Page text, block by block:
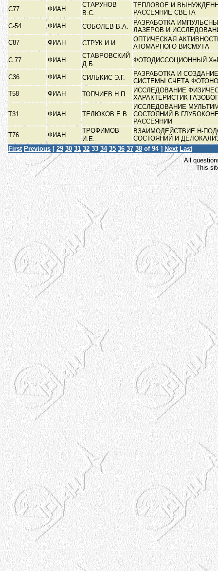
С77
ФИАН
СТАРУНОВ
В.С.
ТЕПЛОВОЕ И
РАССЕЯНИЕ СВЕТА
С-54
ФИАН СОБОЛЕВ В.А.
РАЗРАБОТКА
ЛАЗЕРОВ И
С87
ФИАН СТРУК И.И.
ОПТИЧЕСКАЯ
АТОМАРНОГО ВИСМУТА
С 77
ФИАН
СТАВРОВСКИЙ
Д.Б.
ФОТОДИССОЦИОННЫЙ
С36 ФИАН СИЛЬКИС Э.Г.
РАЗРАБОТКА И
СИСТЕМЫ СЧЕТА
Т58
ФИАН ТОПЧИЕВ Н.П.
ИССЛЕДОВАНИЕ
ХАРАКТЕРИСТИК
Т31 ФИАН ТЕЛЮКОВ Е.В.
ИССЛЕДОВАНИЕ
СОСТОЯНИЙ В
РАССЕЯНИИ
Т76
ФИАН
ТРОФИМОВ
И.Е.
ВЗАИМОДЕЙСТВИЕ Н-
СОСТОЯНИЙ И
First Previous [ 29 30 31 32 33 34 35 36 37 38 of 94 ] Next Last
All
This